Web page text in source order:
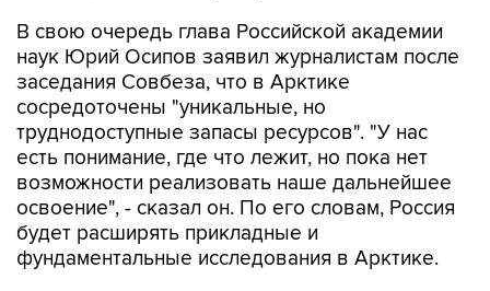
В свою очередь глава Российской академии
наук Юрий Осипов заявил журналистам после
заседания Совбеза, что в Арктике
сосредоточены "уникальные, но
труднодоступные запасы ресурсов". "У нас
есть понимание, где что лежит, но пока нет
возможности реализовать наше дальнейшее
освоение", - сказал он. По его словам, Россия
будет расширять прикладные и
фундаментальные исследования в Арктике.